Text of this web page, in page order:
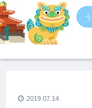
2019.07.14